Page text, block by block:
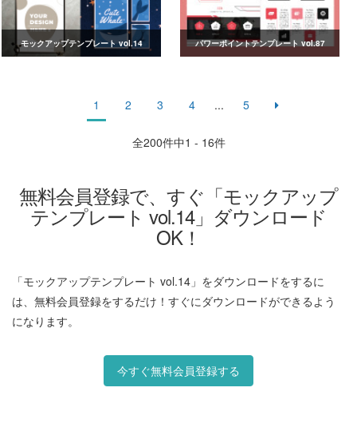
モックアップテンプレート vol.14 パワーポイントテンプレート vol.87
1 2 3 4 ... 5
全200件中1 - 16件
無料会員登録で、すぐ「モックアップ
テンプレート vol.14」ダウンロード
OK！
「モックアップテンプレート vol.14」をダウンロードをするに
は、無料会員登録をするだけ！すぐにダウンロードができるよう
になります。
今すぐ無料会員登録する